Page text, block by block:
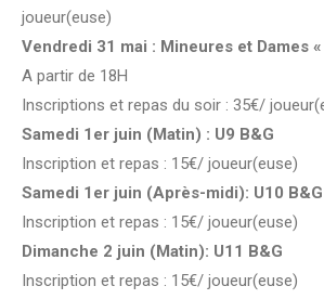
joueur(euse)
Vendredi 31 mai : Mineures et Dames
A partir de 18H
Inscriptions et repas du soir : 35€/
Samedi 1er juin (Matin) : U9 B&G
Inscription et repas : 15€/ joueur(euse)
Samedi 1er juin (Après-midi): U10 B&G
Inscription et repas : 15€/ joueur(euse)
Dimanche 2 juin (Matin): U11 B&G
Inscription et repas : 15€/ joueur(euse)